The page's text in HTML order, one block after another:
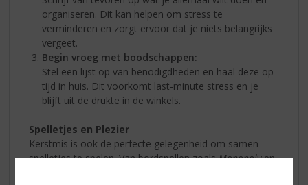
organiseren. Dit kan helpen om stress te
verminderen en zorgt ervoor dat je niets belangrijks
vergeet.
Begin vroeg met boodschappen:
Stel een lijst op van benodigdheden en haal deze op
tijd in huis. Dit voorkomt last-minute stress en je
blijft uit de drukte in de winkels.
Spelletjes en Plezier
Kerstmis is ook de perfecte gelegenheid om samen
spelletjes te spelen. Van bordspellen zoalsMonopolyen